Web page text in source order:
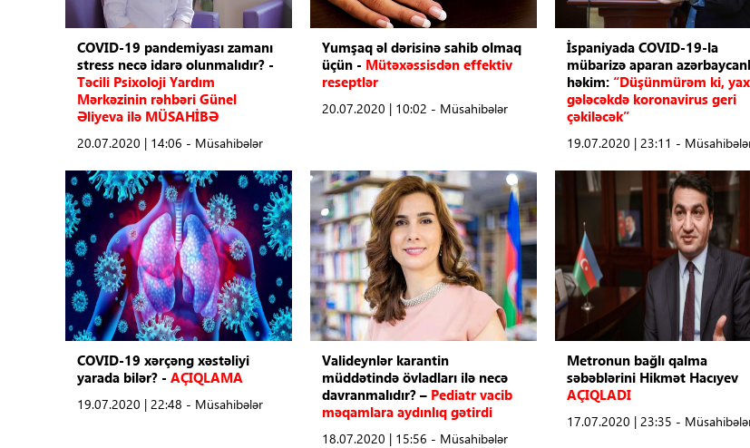
COVID-19 pandemiyası zamanı
stress necə idarə olunmalıdır? -
Təcili Psixoloji Yardım
Mərkəzinin rəhbəri Günel
Əliyeva ilə MÜSAHİBƏ
20.07.2020 | 14:06 - Müsahibələr
Yumşaq əl dərisinə sahib olmaq
üçün - Mütəxəssisdən effektiv
reseptlər
20.07.2020 | 10:02 - Müsahibələr
İspaniyada COVID-19-la
mübarizə aparan
həkim: “Düşünmürəm ki,
gələcəkdə koronavirus geri
çəkiləcək”
19.07.2020 | 23:11 -
COVID-19 xərçəng xəstəliyi
yarada bilər? - AÇIQLAMA
19.07.2020 | 22:48 - Müsahibələr
Valideynlər karantin
müddətində övladları ilə necə
davranmalıdır? – Pediatr vacib
məqamlara aydınlıq gətirdi
18.07.2020 | 15:56 - Müsahibələr
Metronun bağlı qalma
səbəblərini Hikmət Hacıyev
AÇIQLADI
17.07.2020 | 23:35 -
Tibbdə İKT
Regionlar
Gündəm
Tibbi maarifləndirmə
Mühüm hadisələr
COVID-19